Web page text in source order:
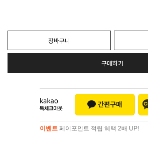
장바구니
구매하기
이벤트 페이포인트 적립 혜택 2배 UP!